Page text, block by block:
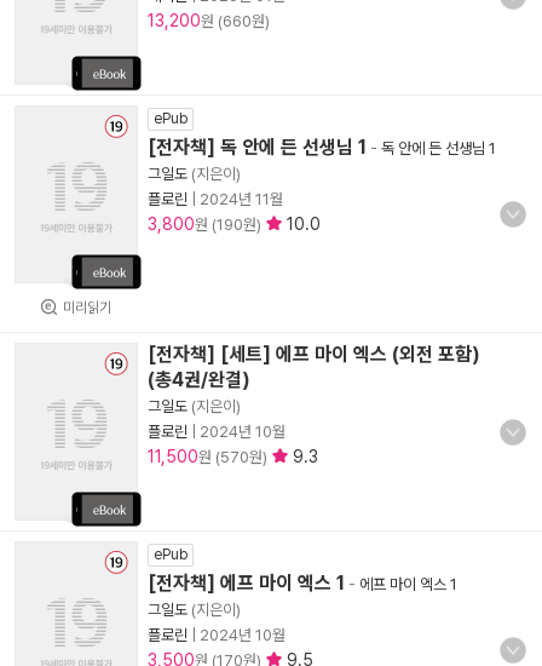
13,200원 (660원)
미리읽기
ePub
[전자책] 독 안에 든 선생님 1 - 독 안에 든 선생님 1
그일도 (지은이)
플로린
2024년 11월
3,800원 (190원) 10.0
[전자책] [세트] 에프 마이 엑스 (외전 포함)
(총4권/완결)
그일도 (지은이)
플로린
2024년 10월
11,500원 (570원) 9.3
ePub
[전자책] 에프 마이 엑스 1 - 에프 마이 엑스 1
그일도 (지은이)
플로린
2024년 10월
3,500원 (170원) 9.5